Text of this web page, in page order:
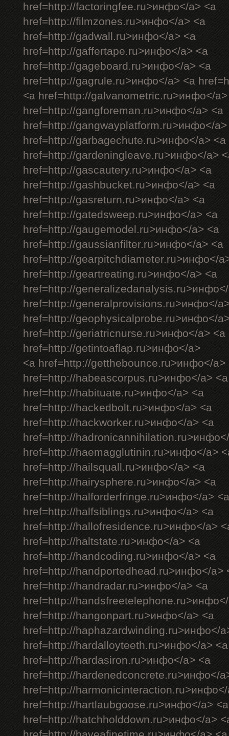
href=http://factoringfee.ru>инфо</a> <a
href=http://filmzones.ru>инфо</a> <a
href=http://gadwall.ru>инфо</a> <a
href=http://gaffertape.ru>инфо</a> <a
href=http://gageboard.ru>инфо</a> <a
href=http://gagrule.ru>инфо</a> <a
<a href=http://galvanometric.ru>инфо</
href=http://gangforeman.ru>инфо</a> <a
href=http://gangwayplatform.ru>инфо</a>
href=http://garbagechute.ru>инфо</a> <a
href=http://gardeningleave.ru>инфо</a>
href=http://gascautery.ru>инфо</a> <a
href=http://gashbucket.ru>инфо</a> <a
href=http://gasreturn.ru>инфо</a> <a
href=http://gatedsweep.ru>инфо</a> <a
href=http://gaugemodel.ru>инфо</a> <a
href=http://gaussianfilter.ru>инфо</a> <a
href=http://gearpitchdiameter.ru>инфо</
href=http://geartreating.ru>инфо</a> <a
href=http://
href=http://generalprovisions.ru>инфо</
href=http://geophysicalprobe.ru>инфо</
href=http://geriatricnurse.ru>инфо</a> <a
href=http://getintoaflap.ru>инфо</a>
<a href=http://getthebounce.ru>инфо</a>
href=http://habeascorpus.ru>инфо</a> <a
href=http://habituate.ru>инфо</a> <a
href=http://hackedbolt.ru>инфо</a> <a
href=http://hackworker.ru>инфо</a> <a
href=http://
href=http://haemagglutinin.ru>инфо</a>
href=http://hailsquall.ru>инфо</a> <a
href=http://hairysphere.ru>инфо</a> <a
href=http://halforderfringe.ru>инфо</a> <a
href=http://halfsiblings.ru>инфо</a> <a
href=http://hallofresidence.ru>инфо</a>
href=http://haltstate.ru>инфо</a> <a
href=http://handcoding.ru>инфо</a> <a
href=http://handportedhead.ru>инфо</a>
href=http://handradar.ru>инфо</a> <a
href=http://
href=http://hangonpart.ru>инфо</a> <a
href=http://haphazardwinding.ru>инфо</
href=http://hardalloyteeth.ru>инфо</a> <a
href=http://hardasiron.ru>инфо</a> <a
href=http://hardenedconcrete.ru>инфо</
href=http://
href=http://hartlaubgoose.ru>инфо</a> <a
href=http://hatchholddown.ru>инфо</a>